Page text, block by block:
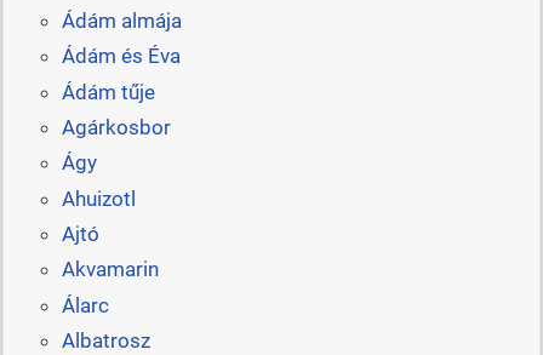
Ádám almája
Ádám és Éva
Ádám tűje
Agárkosbor
Ágy
Ahuizotl
Ajtó
Akvamarin
Álarc
Albatrosz